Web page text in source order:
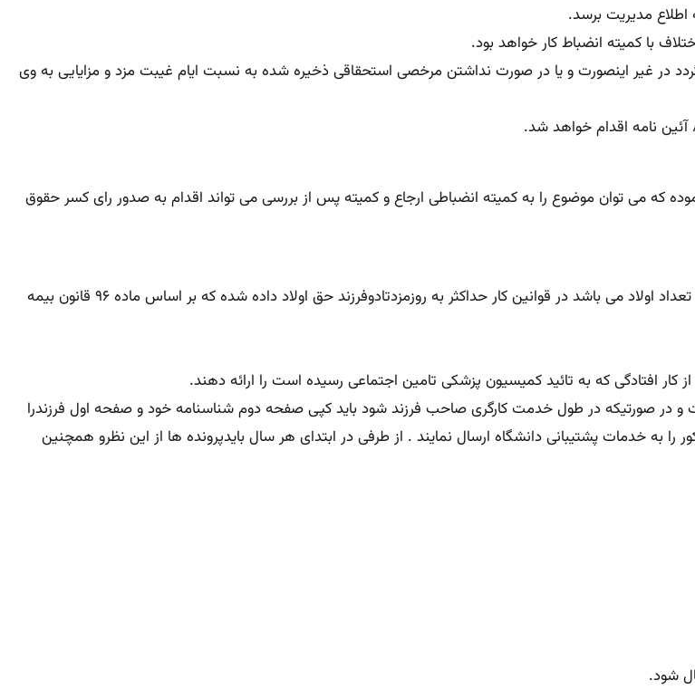
در غیر اینصورت و یا در صورت نداشتن مرخصی استحقاقی ذخیره شده به نسبت ایام غیبت مزد و مزایایی به وی
که می توان موضوع را به کمیته انضباطی ارجاع و کمیته پس از بررسی می تواند اقدام به صدور رای کسر حقوق
در گواهی کار یکی از آیتم هاییکه باید مد نظر قرار گرفته و توجه خاصی به آن شود تائید تعداد اولاد می باشد در قوانین کار حداکثر به روزمزدتادوفرزند حق اولاد داده شده که بر اساس ماده ۹۶ قانون بیمه
و در صورتیکه در طول خدمت کارگری صاحب فرزند شود باید کپی صفحه دوم شناسنامه خود و صفحه اول فرزندرا
به خدمات پشتیبانی دانشگاه ارسال نمایند . از طرفی در ابتدای هر سال بایدپرونده ها از این نظرو همچنین